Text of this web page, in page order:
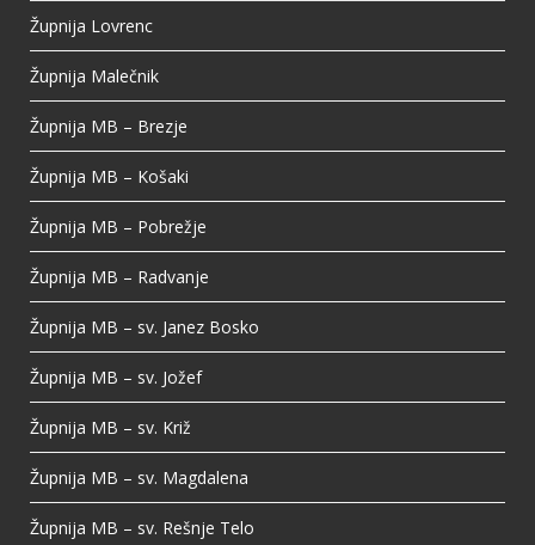
Župnija Lovrenc
Župnija Malečnik
Župnija MB – Brezje
Župnija MB – Košaki
Župnija MB – Pobrežje
Župnija MB – Radvanje
Župnija MB – sv. Janez Bosko
Župnija MB – sv. Jožef
Župnija MB – sv. Križ
Župnija MB – sv. Magdalena
Župnija MB – sv. Rešnje Telo